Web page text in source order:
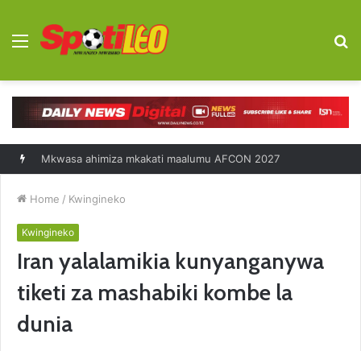
Menu
Diego Forlan kocha mpya Uruguay
Home / Kwingineko
Kwingineko
Iran yalalamikia kunyanganywa
tiketi za mashabiki kombe la
dunia